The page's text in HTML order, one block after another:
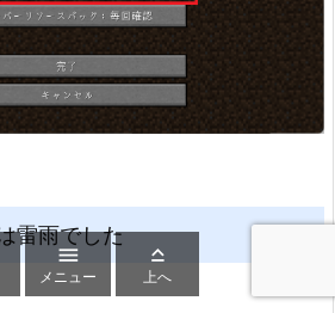
雷雨でした

メニュー

上へ